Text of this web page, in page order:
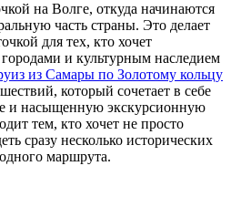
на Волге, откуда начинаются
часть страны. Это делает
для тех, кто хочет
и культурным наследием
из Самары по Золотому кольцу
который сочетает в себе
и насыщенную экскурсионную
тем, кто хочет не просто
сразу несколько исторических
маршрута.